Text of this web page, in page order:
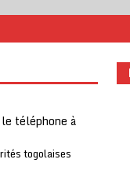
téléphone à
togolaises